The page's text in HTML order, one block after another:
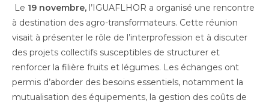
Le 19 novembre, l’IGUAFLHOR a organisé une rencontre
à destination des agro-transformateurs. Cette réunion
visait à présenter le rôle de l’interprofession et à discuter
des projets collectifs susceptibles de structurer et
renforcer la filière fruits et légumes. Les échanges ont
permis d’aborder des besoins essentiels, notamment la
mutualisation des équipements, la gestion des coûts de